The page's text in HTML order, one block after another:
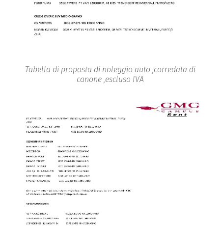
Tabella di proposta di noleggio auto ,corredata di
canone ,escluso IVA